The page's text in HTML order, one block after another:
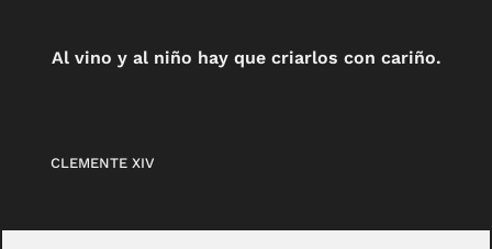
Al vino y al niño hay que criarlos con cariño.
CLEMENTE XIV